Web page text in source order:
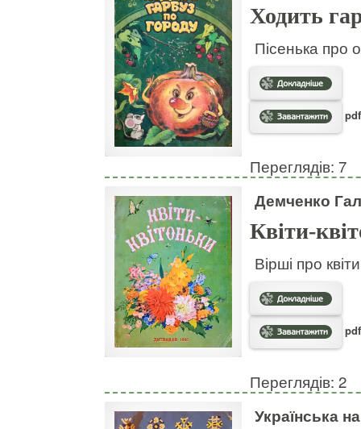
Ходить
Пісенька про
Переглядів: 7
Демченко
Квіти-
Вірші про
Переглядів: 2
Українська